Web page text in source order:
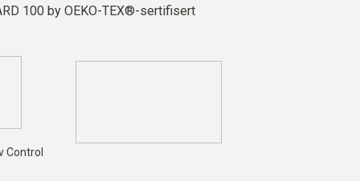
100 by OEKO-TEX®-sertifisert
Control